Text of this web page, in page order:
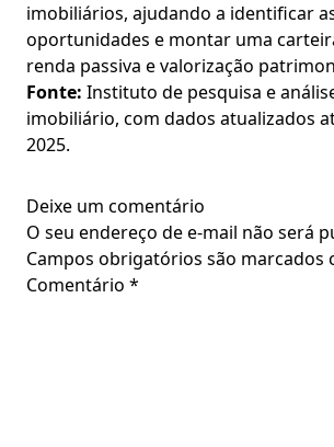
imobiliários, ajudando a identificar
oportunidades e montar uma
renda passiva e valorização
Fonte: Instituto de pesquisa e
imobiliário, com dados atualizados
2025.
Deixe um comentário
O seu endereço de e-mail não será
Campos obrigatórios são marcados
Comentário *